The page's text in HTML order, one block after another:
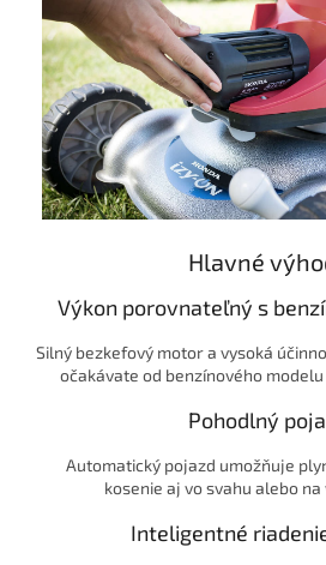
Hlavné
Výkon porovnateľný s
Silný bezkefový motor a vysoká
očakávate od benzínového modelu
Pohodlný
Automatický pojazd umožňuje
kosenie aj vo svahu alebo
Inteligentné